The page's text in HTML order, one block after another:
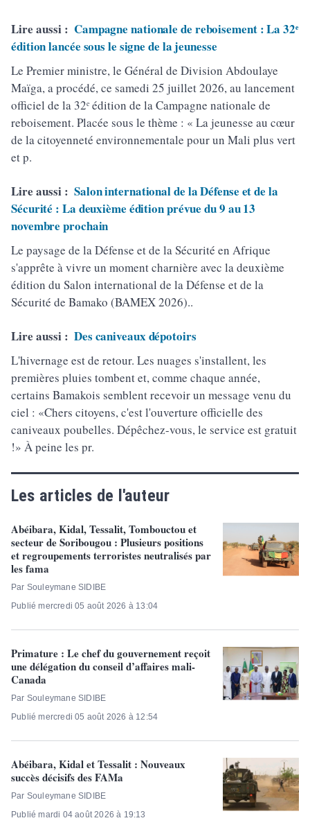
Lire aussi : Campagne nationale de reboisement : La 32ᵉ
édition lancée sous le signe de la jeunesse
Le Premier ministre, le Général de Division Abdoulaye
Maïga, a procédé, ce samedi 25 juillet 2026, au lancement
officiel de la 32ᵉ édition de la Campagne nationale de
reboisement. Placée sous le thème : « La jeunesse au cœur
de la citoyenneté environnementale pour un Mali plus vert
et p.
Lire aussi : Salon international de la Défense et de la
Sécurité : La deuxième édition prévue du 9 au 13
novembre prochain
Le paysage de la Défense et de la Sécurité en Afrique
s'apprête à vivre un moment charnière avec la deuxième
édition du Salon international de la Défense et de la
Sécurité de Bamako (BAMEX 2026)..
Lire aussi : Des caniveaux dépotoirs
L'hivernage est de retour. Les nuages s'installent, les
premières pluies tombent et, comme chaque année,
certains Bamakois semblent recevoir un message venu du
ciel : «Chers citoyens, c'est l'ouverture officielle des
caniveaux poubelles. Dépêchez-vous, le service est gratuit
!» À peine les pr.
Les articles de l'auteur
Abéibara, Kidal, Tessalit, Tombouctou et
secteur de Soribougou : Plusieurs positions
et regroupements terroristes neutralisés par
les fama
Par Souleymane SIDIBE
Publié mercredi 05 août 2026 à 13:04
Primature : Le chef du gouvernement reçoit
une délégation du conseil d’affaires mali-
Canada
Par Souleymane SIDIBE
Publié mercredi 05 août 2026 à 12:54
Abéibara, Kidal et Tessalit : Nouveaux
succès décisifs des FAMa
Par Souleymane SIDIBE
Publié mardi 04 août 2026 à 19:13